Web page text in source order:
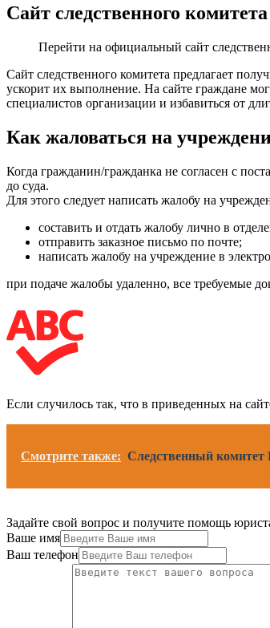
Сайт следственного комитета
Перейти на официальный сайт
Сайт следственного комитета предлагает
ускорит их выполнение. На сайте граждане
специалистов организации и избавиться от
Как жаловаться на
Когда гражданин/гражданка не согласен с
до суда.
Для этого следует написать жалобу на
составить и отдать жалобу лично в
отправить заказное письмо по почте;
написать жалобу на учреждение в
при подаче жалобы удаленно, все требуемые
Если случилось так, что в приведенных на
Смотрите также: Следственный комитет
Задайте свой вопрос и получите помощь
Ваше имя
Ваш телефон